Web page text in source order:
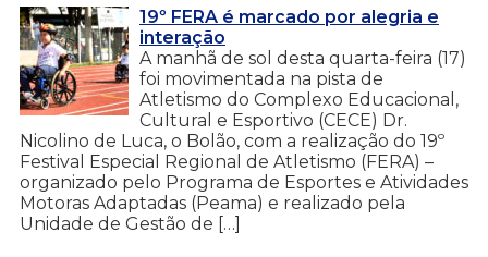
19º FERA é marcado por alegria e
interação
A manhã de sol desta quarta-feira (17)
foi movimentada na pista de
Atletismo do Complexo Educacional,
Cultural e Esportivo (CECE) Dr.
Nicolino de Luca, o Bolão, com a realização do 19º
Festival Especial Regional de Atletismo (FERA) –
organizado pelo Programa de Esportes e Atividades
Motoras Adaptadas (Peama) e realizado pela
Unidade de Gestão de […]